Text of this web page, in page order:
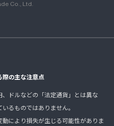
Co., Ltd.
の主な注意点
ドルなどの「法定通貨」とは異な
るものではありません。
により損失が生じる可能性がありま